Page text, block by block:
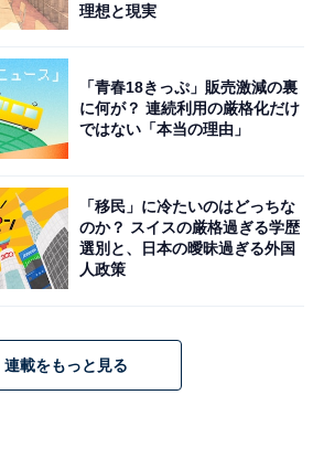
理想と現実
「青春18きっぷ」販売激減の裏
に何が？ 連続利用の厳格化だけ
ではない「本当の理由」
「移民」に冷たいのはどっちな
のか？ スイスの厳格過ぎる学歴
選別と、日本の曖昧過ぎる外国
人政策
連載をもっと見る